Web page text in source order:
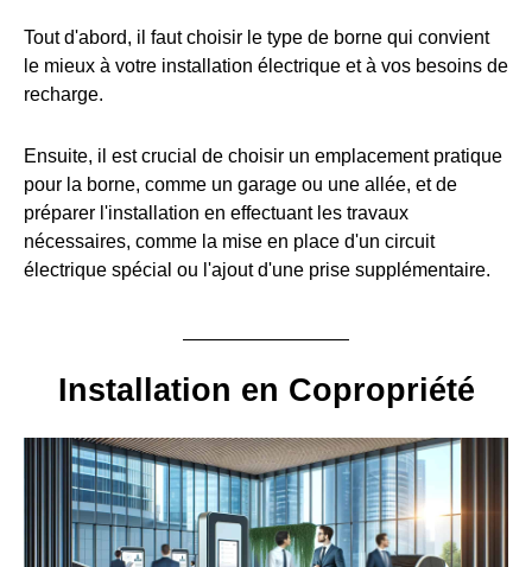
Tout d'abord, il faut choisir le type de borne qui convient
le mieux à votre installation électrique et à vos besoins de
recharge.
Ensuite, il est crucial de choisir un emplacement pratique
pour la borne, comme un garage ou une allée, et de
préparer l'installation en effectuant les travaux
nécessaires, comme la mise en place d'un circuit
électrique spécial ou l'ajout d'une prise supplémentaire.
Installation en Copropriété